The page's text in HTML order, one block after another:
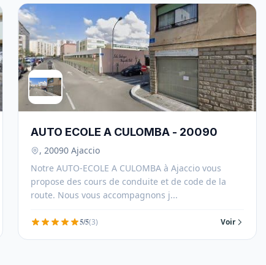
AUTO ECOLE A CULOMBA - 20090
, 20090 Ajaccio
Notre AUTO-ECOLE A CULOMBA à Ajaccio vous
propose des cours de conduite et de code de la
route. Nous vous accompagnons j...
5/5(3) Voir